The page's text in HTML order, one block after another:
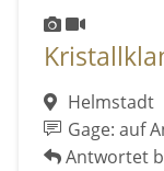
Helmstadt
Gage: auf
Antwortet